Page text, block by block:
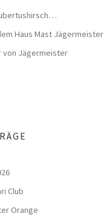
Haus Mast Jägermeister
von Jägermeister
Club
Orange